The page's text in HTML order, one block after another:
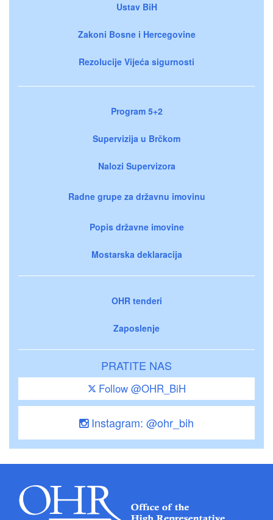
Ustav BiH
Zakoni Bosne i Hercegovine
Rezolucije Vijeća sigurnosti
Program 5+2
Supervizija u Brčkom
Nalozi Supervizora
Radne grupe za državnu imovinu
Popis državne imovine
Mostarska deklaracija
OHR tenderi
Zaposlenje
PRATITE NAS
Follow @OHR_BiH
Instagram: @ohr_bih